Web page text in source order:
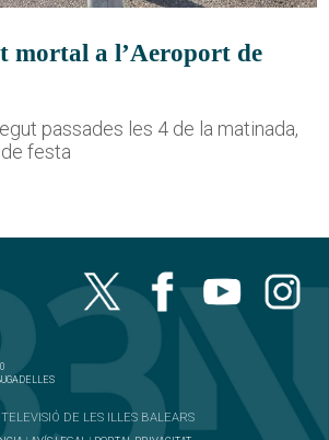
mortal a l’Aeroport de
passades les 4 de la matinada,
festa
DE LES ILLES BALEARS